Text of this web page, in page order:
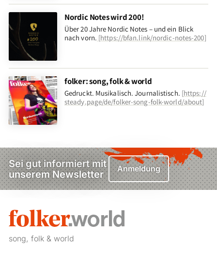
Nordic Notes wird 200!
Über 20 Jahre Nordic Notes – und ein Blick
nach vorn. [https://bfan.link/nordic-notes-200]
folker: song, folk & world
Gedruckt. Musikalisch. Journalistisch. [https://
steady.page/de/folker-song-folk-world/about]
Sei gut informiert mit
unserem Newsletter
Anmeldung
song, folk & world